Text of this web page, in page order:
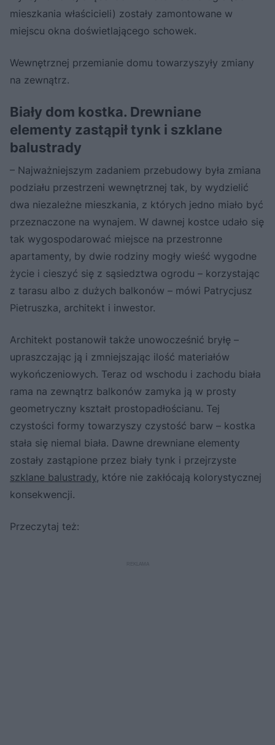
mieszkania właścicieli) zostały zamontowane w
miejscu okna doświetlającego schowek.
Wewnętrznej przemianie domu towarzyszyły zmiany
na zewnątrz.
Biały dom kostka. Drewniane
elementy zastąpił tynk i szklane
balustrady
– Najważniejszym zadaniem przebudowy była zmiana
podziału przestrzeni wewnętrznej tak, by wydzielić
dwa niezależne mieszkania, z których jedno miało być
przeznaczone na wynajem. W dawnej kostce udało się
tak wygospodarować miejsce na przestronne
apartamenty, by dwie rodziny mogły wieść wygodne
życie i cieszyć się z sąsiedztwa ogrodu – korzystając
z tarasu albo z dużych balkonów – mówi Patrycjusz
Pietruszka, architekt i inwestor.
Architekt postanowił także unowocześnić bryłę –
upraszczając ją i zmniejszając ilość materiałów
wykończeniowych. Teraz od wschodu i zachodu biała
rama na zewnątrz balkonów zamyka ją w prosty
geometryczny kształt prostopadłościanu. Tej
czystości formy towarzyszy czystość barw – kostka
stała się niemal biała. Dawne drewniane elementy
zostały zastąpione przez biały tynk i przejrzyste
szklane balustrady, które nie zakłócają kolorystycznej
konsekwencji.
Przeczytaj też: